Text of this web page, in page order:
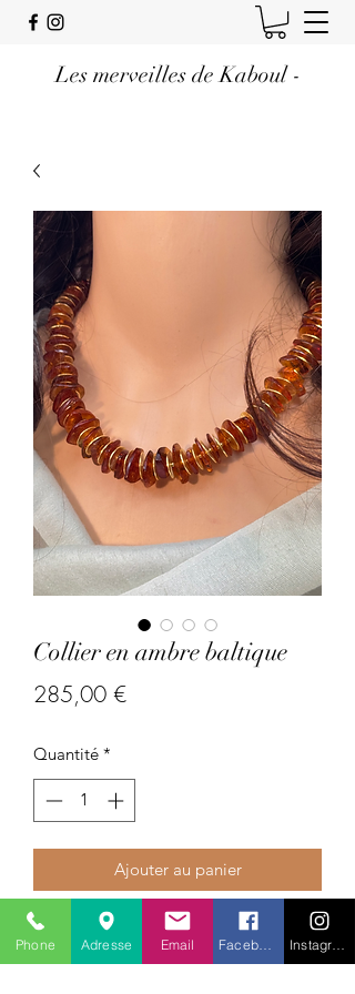
Les merveilles de Kaboul -
Collier en ambre baltique
285,00 €Prix
Quantité *
Ajouter au panier
Pays :
Pierres précieuses/semi-précieuses :
Phone Adresse Email